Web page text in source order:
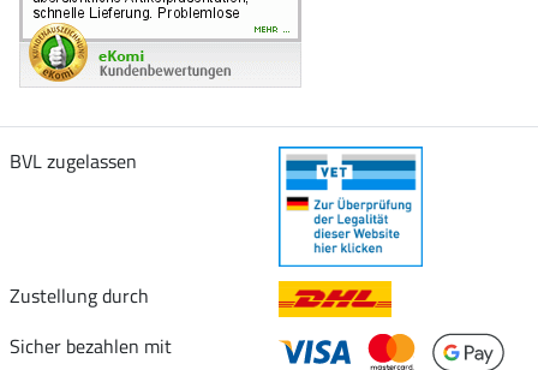
BVL zugelassen
Zustellung durch
Sicher bezahlen mit